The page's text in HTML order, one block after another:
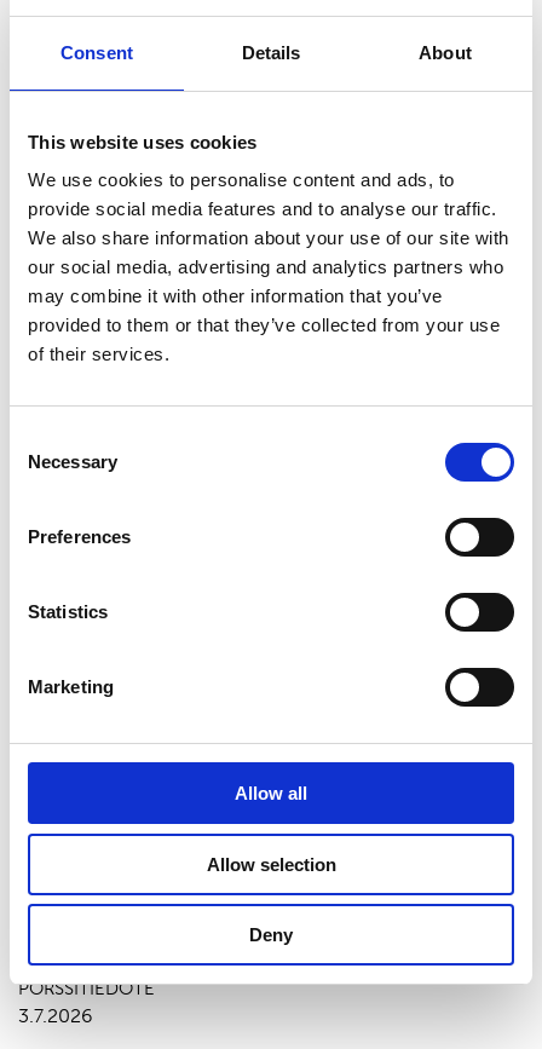
Consent Details About
This website uses cookies
We use cookies to personalise content and ads, to
provide social media features and to analyse our traffic.
We also share information about your use of our site with
our social media, advertising and analytics partners who
may combine it with other information that you’ve
provided to them or that they’ve collected from your use
of their services.
Selection
Necessary
Preferences
Statistics
Marketing
Allow all
Allow selection
Deny
työllistää noin 1200 työntekijää Euroopassa ja Yhdysvalloissa.
Sen liikevaihto vuonna 2012 oli 454,9 milj. euroa ja liikevoitto
Lue lisää:www.suominen.fi
Jakelu:
NASDAQ OMX Helsinki Oy
Keskeiset tiedotusvälineet
www.suominen.fi
Viimeisimmät uutiset
PÖRSSITIEDOTE
Suominen Oyj:n puolivuosikatsaus
PÖRSSITIEDOTE
Suominen Oyj:
Arvopaperimarkkinalain 9 luvun 10
pykälän mukainen ilmoitus
omistusoikeuden muuttumisesta
PÖRSSITIEDOTE
3.7.2026